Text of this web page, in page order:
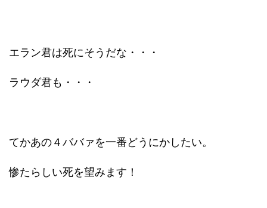
エラン君は死にそうだな・・・
ラウダ君も・・・
てかあの４ババァを一番どうにかしたい。
惨たらしい死を望みます！